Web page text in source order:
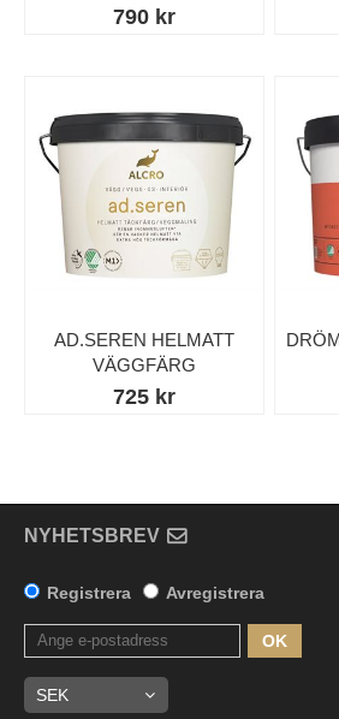
790 kr
AD.SEREN HELMATT
VÄGGFÄRG
725 kr
NYHETSBREV
Registrera Avregistrera
OK